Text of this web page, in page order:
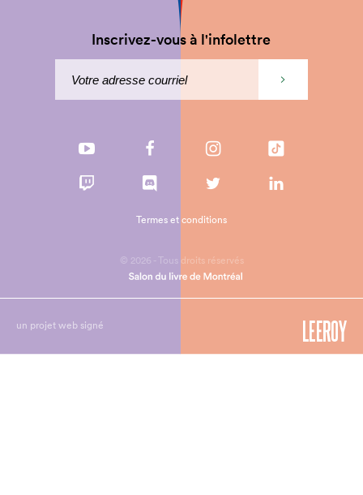
Inscrivez-vous à l'infolettre
© 2026 - Tous droits réservés
Termes et conditions
un projet web signé